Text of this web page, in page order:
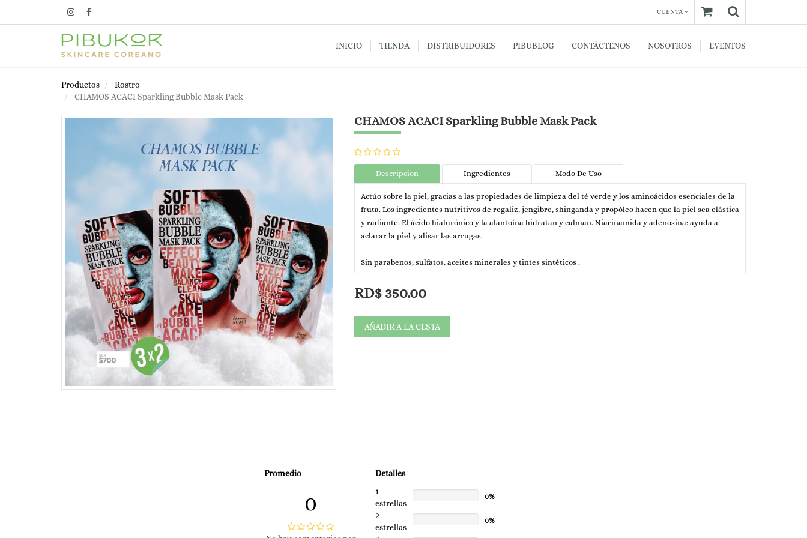
CUENTA
INICIO TIENDA DISTRIBUIDORES PIBUBLOG CONTÁCTENOS NOSOTROS EVENTOS
Productos
Rostro
CHAMOS ACACI Sparkling Bubble Mask Pack
CHAMOS ACACI Sparkling Bubble Mask Pack
Descripcion Ingredientes Modo De Uso
Actúo sobre la piel, gracias a las propiedades de limpieza del té verde y los aminoácidos esenciales de la
fruta. Los ingredientes nutritivos de regaliz, jengibre, shinganda y propóleo hacen que la piel sea elástica
y radiante. El ácido hialurónico y la alantoína hidratan y calman. Niacinamida y adenosina: ayuda a
aclarar la piel y alisar las arrugas.
Sin parabenos, sulfatos, aceites minerales y tintes sintéticos .
Para todo tipo de piel.
RD$ 350.00
AÑADIR A LA CESTA
Promedio
0
Detalles
1
estrellas
0%
2
estrellas
0%